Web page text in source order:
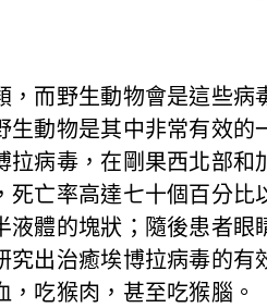
而野生動物會是這些
動物是其中非常有效
病毒，在剛果西北部
亡率高達七十個百分
體的塊狀；隨後患者
出治癒埃博拉病毒的
吃猴肉，甚至吃猴腦。